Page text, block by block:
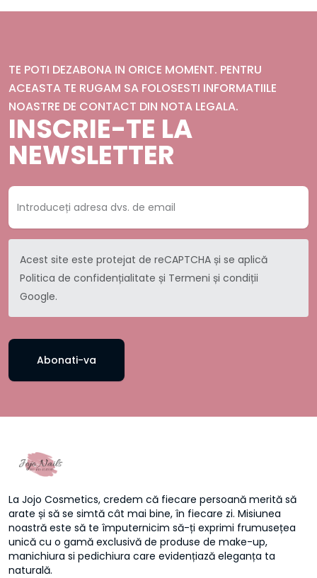
TE POTI DEZABONA IN ORICE MOMENT. PENTRU
ACEASTA TE RUGAM SA FOLOSESTI INFORMATIILE
NOASTRE DE CONTACT DIN NOTA LEGALA.
INSCRIE-TE LA
NEWSLETTER
Acest site este protejat de reCAPTCHA și se aplică
Politica de confidențialitate și Termeni și condiții
Google.
Abonati-va
La Jojo Cosmetics, credem că fiecare persoană merită să
arate și să se simtă cât mai bine, în fiecare zi. Misiunea
noastră este să te împuternicim să-ți exprimi frumusețea
unică cu o gamă exclusivă de produse de make-up,
manichiura si pedichiura care evidențiază eleganța ta
naturală.